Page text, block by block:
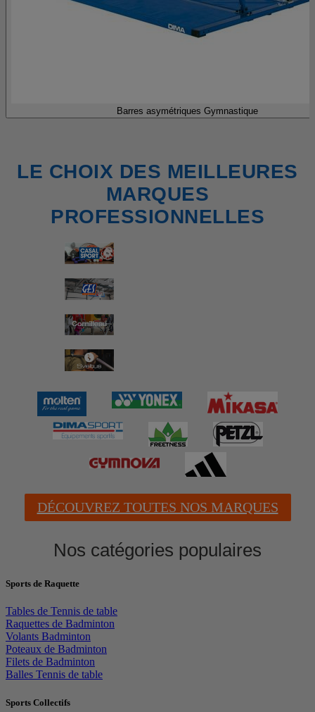
Barres asymétriques Gymnastique
LE CHOIX DES MEILLEURES
MARQUES
PROFESSIONNELLES
DÉCOUVREZ TOUTES NOS MARQUES
Nos catégories populaires
Sports de Raquette
Tables de Tennis de table
Raquettes de Badminton
Volants Badminton
Poteaux de Badminton
Filets de Badminton
Balles Tennis de table
Sports Collectifs